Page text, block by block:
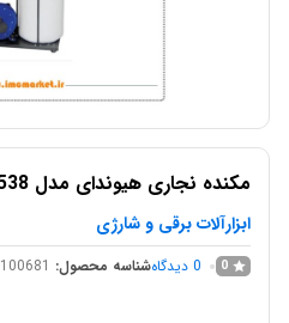
مکنده نجاری هیوندای مدل DC-1538
ابزارآلات برقی و شارژی
0
0 دیدگاهشناسه محصول: 100681